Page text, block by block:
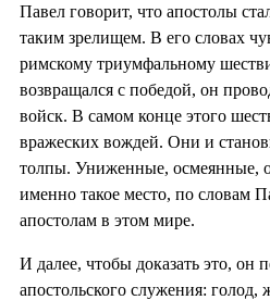
Павел говорит, что апостолы
таким зрелищем. В его словах
римскому триумфальному
возвращался с победой, он
войск. В самом конце этого
вражеских вождей. Они и
толпы. Униженные, осмеянные,
именно такое место, по словам
апостолам в этом мире.
И далее, чтобы доказать это, он
апостольского служения: голод,